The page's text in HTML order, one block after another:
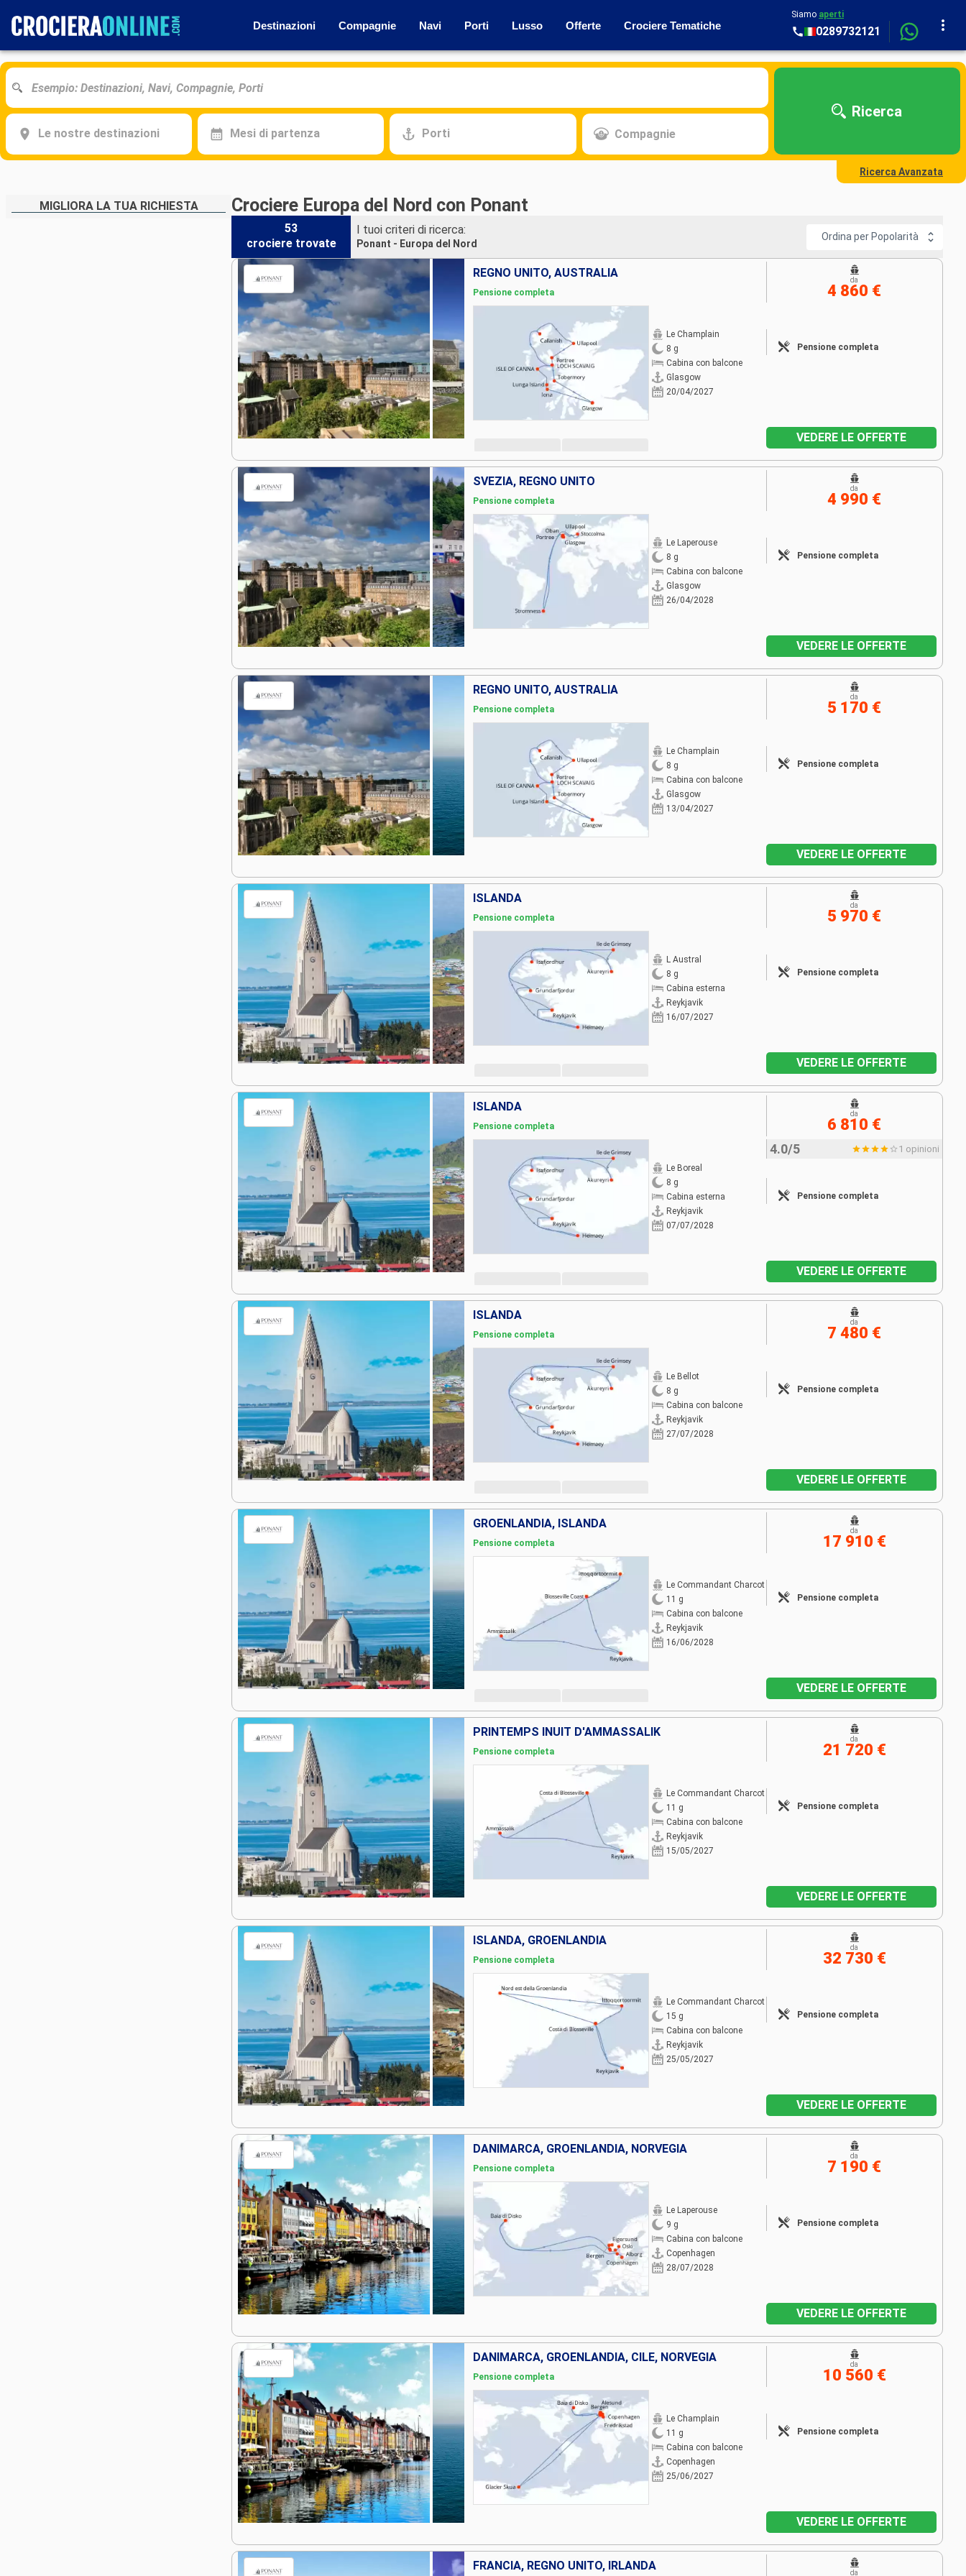
Destinazioni Compagnie Navi Porti Lusso Offerte Crociere Tematiche
Siamo aperti
0289732121
Le nostre destinazioni Mesi di partenza Porti Compagnie
Ricerca
Ricerca Avanzata
MIGLIORA LA TUA RICHIESTA Crociere Europa del Nord con Ponant
53
crociere trovate
I tuoi criteri di ricerca:
Ponant - Europa del Nord
Ordina per Popolarità
REGNO UNITO, AUSTRALIA
Pensione completa
Le Champlain
8 g
Cabina con balcone
Glasgow
20/04/2027
Pensione completa
da
4 860 €
VEDERE LE OFFERTE
SVEZIA, REGNO UNITO
Pensione completa
Le Laperouse
8 g
Cabina con balcone
Glasgow
26/04/2028
Pensione completa
da
4 990 €
VEDERE LE OFFERTE
REGNO UNITO, AUSTRALIA
Pensione completa
Le Champlain
8 g
Cabina con balcone
Glasgow
13/04/2027
Pensione completa
da
5 170 €
VEDERE LE OFFERTE
ISLANDA
Pensione completa
L Austral
8 g
Cabina esterna
Reykjavik
16/07/2027
Pensione completa
da
5 970 €
VEDERE LE OFFERTE
ISLANDA
Pensione completa
Le Boreal
8 g
Cabina esterna
Reykjavik
07/07/2028
4.0/5 1 opinioni
Pensione completa
da
6 810 €
VEDERE LE OFFERTE
ISLANDA
Pensione completa
Le Bellot
8 g
Cabina con balcone
Reykjavik
27/07/2028
Pensione completa
da
7 480 €
VEDERE LE OFFERTE
GROENLANDIA, ISLANDA
Pensione completa
Le Commandant Charcot
11 g
Cabina con balcone
Reykjavik
16/06/2028
Pensione completa
da
17 910 €
VEDERE LE OFFERTE
PRINTEMPS INUIT D'AMMASSALIK
Pensione completa
Le Commandant Charcot
11 g
Cabina con balcone
Reykjavik
15/05/2027
Pensione completa
da
21 720 €
VEDERE LE OFFERTE
ISLANDA, GROENLANDIA
Pensione completa
Le Commandant Charcot
15 g
Cabina con balcone
Reykjavik
25/05/2027
Pensione completa
da
32 730 €
VEDERE LE OFFERTE
DANIMARCA, GROENLANDIA, NORVEGIA
Pensione completa
Le Laperouse
9 g
Cabina con balcone
Copenhagen
28/07/2028
Pensione completa
da
7 190 €
VEDERE LE OFFERTE
DANIMARCA, GROENLANDIA, CILE, NORVEGIA
Pensione completa
Le Champlain
11 g
Cabina con balcone
Copenhagen
25/06/2027
Pensione completa
da
10 560 €
VEDERE LE OFFERTE
FRANCIA, REGNO UNITO, IRLANDA
da